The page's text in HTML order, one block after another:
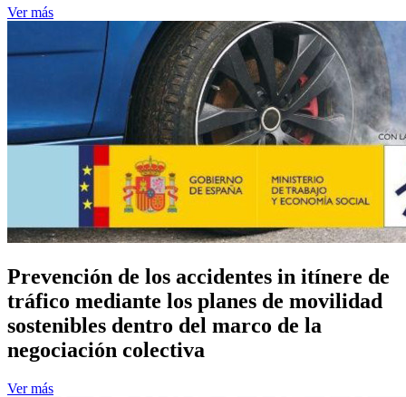
Ver más
Prevención de los accidentes in itínere de
tráfico mediante los planes de movilidad
sostenibles dentro del marco de la
negociación colectiva
Ver más